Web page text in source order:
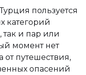
пользуется
категорий
так и пар или
момент нет
от путешествия,
опасений